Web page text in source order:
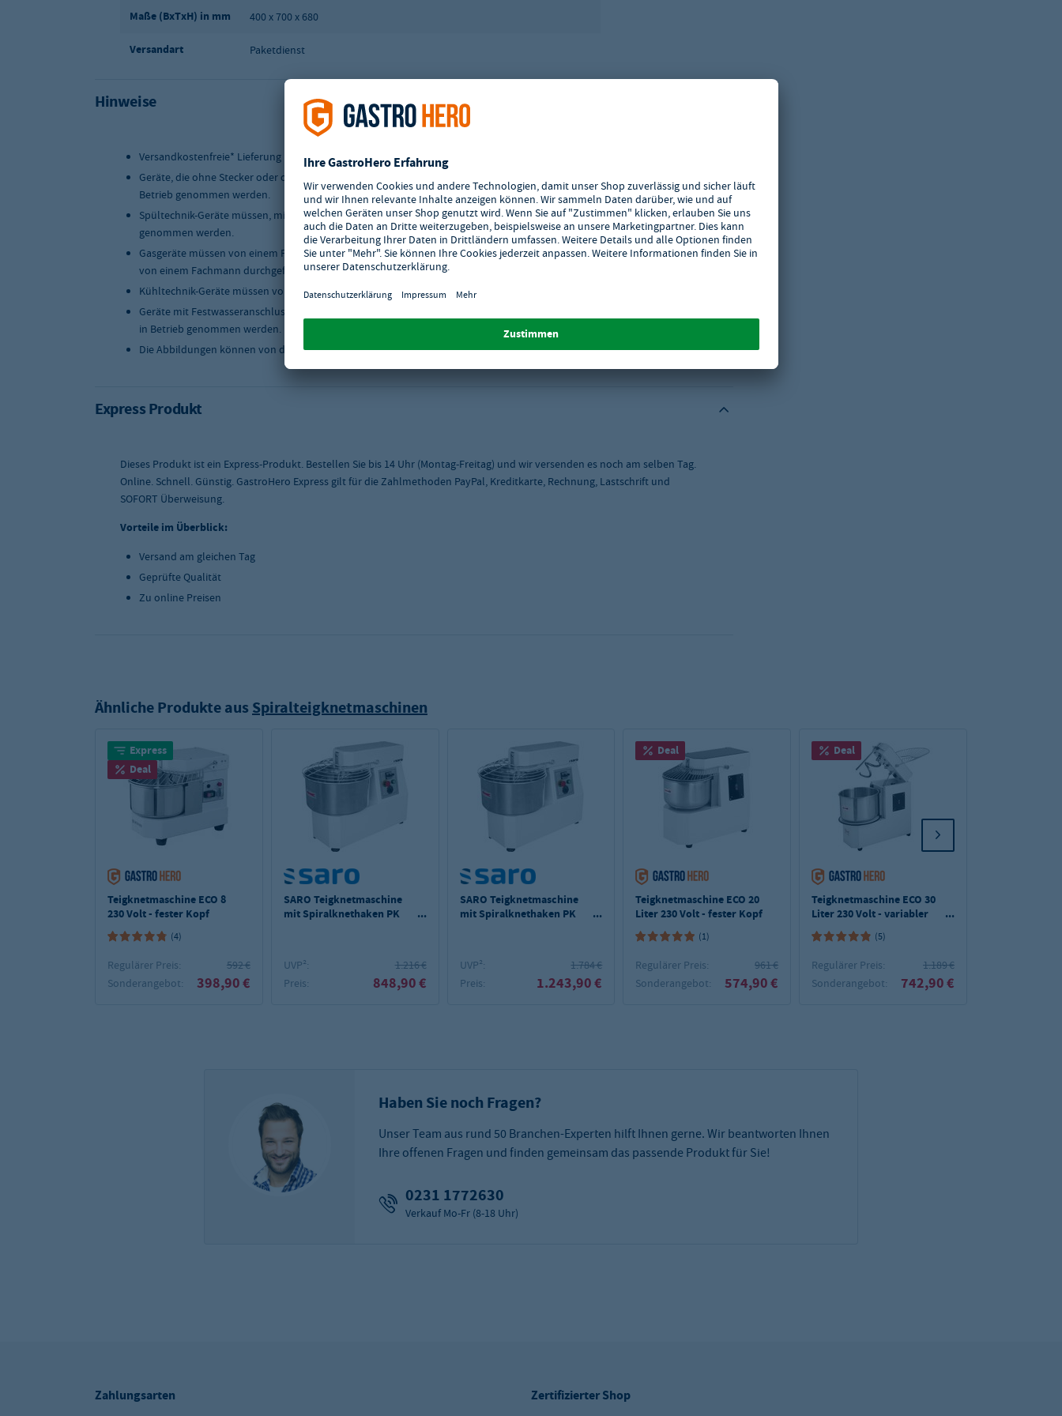
Maße (BxTxH) in mm 400 x 700 x 680
Versandart Paketdienst
Hinweise
Versandkostenfreie* Lieferung innerhalb Deutschlands.
Geräte, die ohne Stecker oder ohne Anschlusskabel ausgeliefert werden, müssen von einem Fachmann installiert und in
Betrieb genommen werden.
Spültechnik-Geräte müssen, mit einer geeigneten Wasseraufbereitung, von einem Fachmann installiert und in Betrieb
genommen werden.
Gasgeräte müssen von einem Fachmann installiert und in Betrieb genommen werden. Die Umrüstung der Gas-Art muss
von einem Fachmann durchgeführt werden.
Kühltechnik-Geräte müssen von einem Fachmann installiert und in Betrieb genommen werden.
Geräte mit Festwasseranschluss müssen, mit einer geeigneten Wasseraufbereitung, von einem Fachmann installiert und
in Betrieb genommen werden.
Die Abbildungen können von der Originalware abweichen.
Express Produkt
Dieses Produkt ist ein Express-Produkt. Bestellen Sie bis 14 Uhr (Montag-Freitag) und wir versenden es noch am selben Tag.
Online. Schnell. Günstig. GastroHero Express gilt für die Zahlmethoden PayPal, Kreditkarte, Rechnung, Lastschrift und
SOFORT Überweisung.
Vorteile im Überblick:
Versand am gleichen Tag
Geprüfte Qualität
Zu online Preisen
Ähnliche Produkte aus Spiralteigknetmaschinen
Express
Deal
Teigknetmaschine ECO 8
230 Volt - fester Kopf
(4)
Regulärer Preis:
592 €
Sonderangebot:
398,90 €
SARO Teigknetmaschine
mit Spiralknethaken PK
UVP²:
1.216 €
Preis:
848,90 €
SARO Teigknetmaschine
mit Spiralknethaken PK
UVP²:
1.784 €
Preis:
1.243,90 €
Deal
Teigknetmaschine ECO 20
Liter 230 Volt - fester Kopf
(1)
Regulärer Preis:
961 €
Sonderangebot:
574,90 €
Deal
Teigknetmaschine ECO 30
Liter 230 Volt - variabler
Kopf
(5)
Regulärer Preis:
1.189 €
Sonderangebot:
742,90 €
Haben Sie noch Fragen?
Unser Team aus rund 50 Branchen-Experten hilft Ihnen gerne. Wir beantworten Ihnen
Ihre offenen Fragen und finden gemeinsam das passende Produkt für Sie!
0231 1772630
Verkauf Mo-Fr (8-18 Uhr)
Zahlungsarten Zertifizierter Shop